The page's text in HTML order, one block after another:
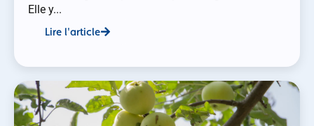
Elle y...
Lire l'article